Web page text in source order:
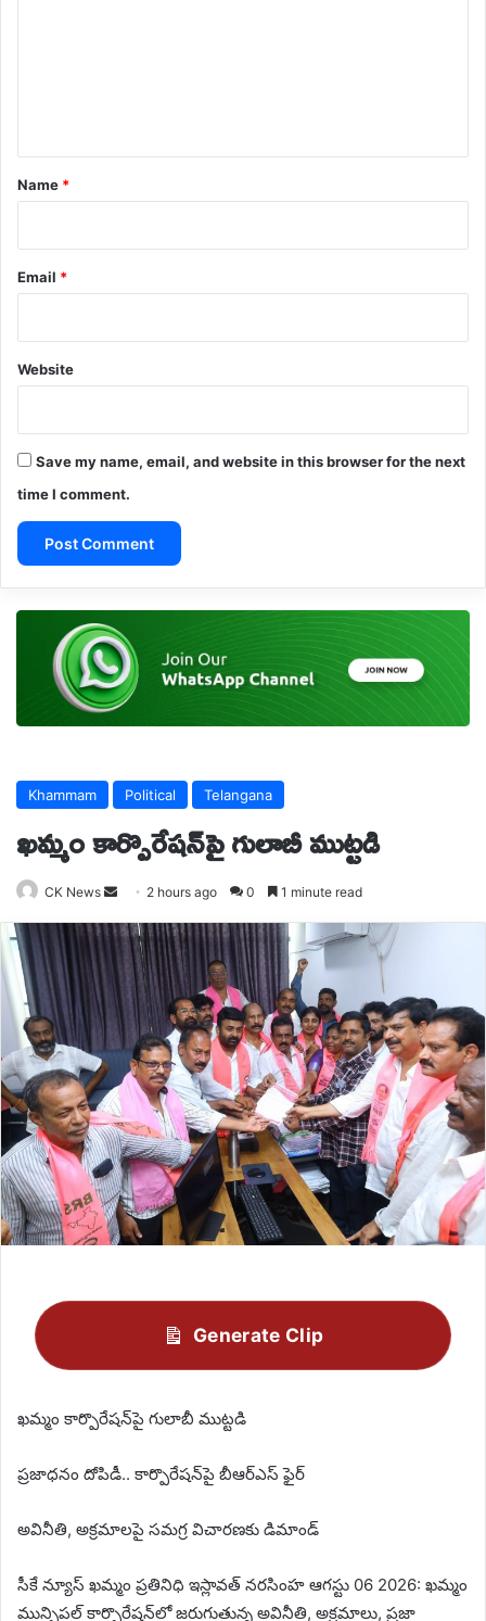
*
Name *
Email *
Website
Save my name, email, and website in this browser for the next
time I comment.